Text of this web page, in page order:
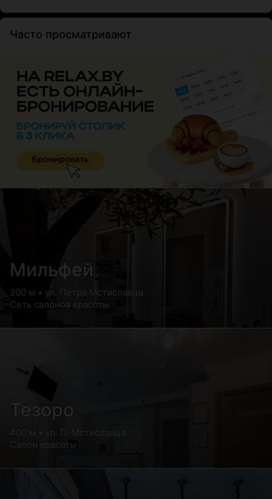
Часто просматривают
Мильфей
200 м • ул. Петра Мстиславца
Сеть салонов красоты
Тезоро
400 м • ул. П. Мстиславца
Салон красоты